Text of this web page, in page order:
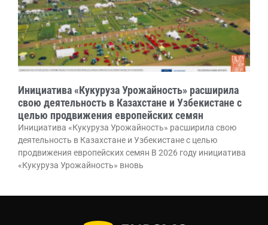
Инициатива «Кукуруза Урожайность» расширила
свою деятельность в Казахстане и Узбекистане с
целью продвижения европейских семян
Инициатива «Кукуруза Урожайность» расширила свою
деятельность в Казахстане и Узбекистане с целью
продвижения европейских семян В 2026 году инициатива
«Кукуруза Урожайность» вновь